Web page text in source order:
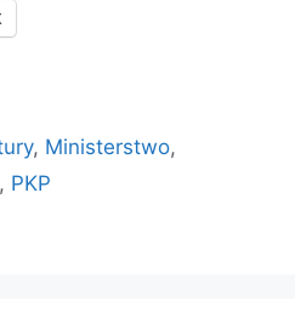
, Ministerstwo,
, PKP